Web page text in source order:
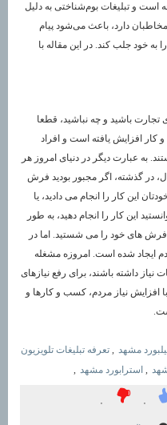
است و تبلیغات بوم‌شناختی به دلیل
دارد، باعث می‌شود پیام
به خود جلب کند. در این مقاله با
تجارت باشید و چه نباشید، قطعا
کار افزایش یافته است و افراد
به عبارت دیگر در دنیای امروز هر
در گذشته، اگر مجبور بودید فرش
این کار را انجام می دادید، یا
این کار را انجام دهید، به طور
های خود را می شستید. اما در
ایجاد شده است. امروزه مشغله
داشته باشند، برای رفع نیازهای
افزایش نیاز مردم، کسب و کارها و
مشهد , تعرفه تبلیغات تلویزیون
, استرابورد مشهد ,
۰ ۰